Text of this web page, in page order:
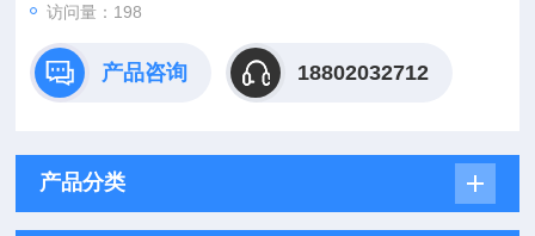
访问量：198
产品咨询 18802032712
产品分类